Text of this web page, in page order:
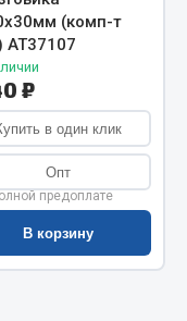
(комп-т
АТ37107
₽
в один клик
Опт
предоплате
В корзину